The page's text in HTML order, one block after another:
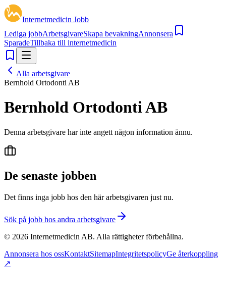
Internetmedicin Jobb
Lediga jobbArbetsgivareSkapa bevakningAnnonsera
SparadeTillbaka till internetmedicin
Alla arbetsgivare
Bernhold Ortodonti AB
Bernhold Ortodonti AB
Denna arbetsgivare har inte angett någon information ännu.
De senaste jobben
Det finns inga jobb hos den här arbetsgivaren just nu.
Sök på jobb hos andra arbetsgivare
© 2026 Internetmedicin AB. Alla rättigheter förbehållna.
Annonsera hos ossKontaktSitemapIntegritetspolicyGe återkoppling
↗